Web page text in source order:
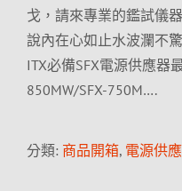
戈，請來專業的鑑試儀
說內在心如止水波瀾不
ITX必備SFX電源供應器
850MW/SFX-750M….
分類: 商品開箱, 電源供